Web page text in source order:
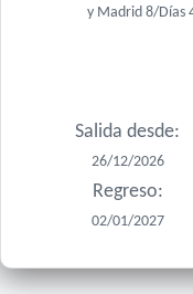
y Madrid 8/Días
Salida desde:
26/12/2026
Regreso:
02/01/2027